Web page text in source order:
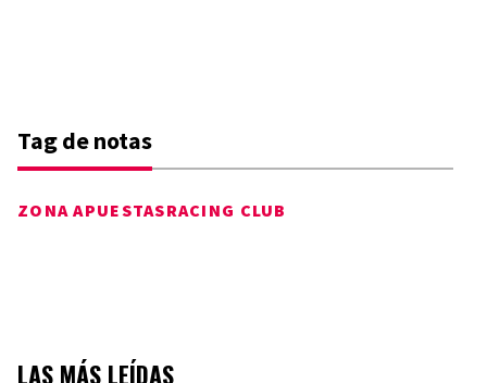
Tag de notas
ZONA APUESTASRACING CLUB
LAS MÁS LEÍDAS